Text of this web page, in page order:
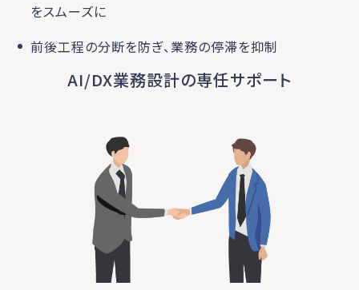
をスムーズに
前後工程の分断を防ぎ、業務の停滞を抑制
AI/DX業務設計の専任サポート